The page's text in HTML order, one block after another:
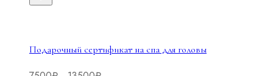
Подарочный сертификат на спа для головы
Диапазон